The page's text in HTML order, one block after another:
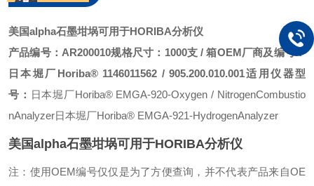
美国alpha石墨坩埚可用于HORIBA分析仪
产品编号：AR200010规格尺寸：1000支 / 箱OEM厂商及编号：
日本堀厂Horiba® 1146011562 / 905.200.010.001适用仪器型
号： 日本堀厂Horiba® EMGA-920-Oxygen / NitrogenCombustio
nAnalyzer日本堀厂Horiba® EMGA-921-HydrogenAnalyzer
美国alpha石墨坩埚可用于HORIBA分析仪
注：使用OEM编号仅仅是为了方便查询，并不代表产品来自OE